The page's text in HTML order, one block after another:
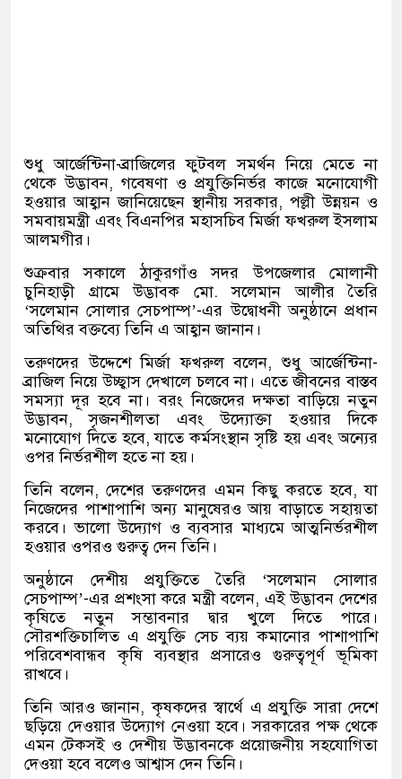
শুধু আর্জেন্টিনা-ব্রাজিলের ফুটবল সমর্থন নিয়ে মেতে না
থেকে উদ্ভাবন, গবেষণা ও প্রযুক্তিনির্ভর কাজে মনোযোগী
হওয়ার আহ্বান জানিয়েছেন স্থানীয় সরকার, পল্লী উন্নয়ন ও
সমবায়মন্ত্রী এবং বিএনপির মহাসচিব মির্জা ফখরুল ইসলাম
আলমগীর।
শুক্রবার সকালে ঠাকুরগাঁও সদর উপজেলার মোলানী
চুনিহাড়ী গ্রামে উদ্ভাবক মো. সলেমান আলীর তৈরি
‘সলেমান সোলার সেচপাম্প’-এর উদ্বোধনী অনুষ্ঠানে প্রধান
অতিথির বক্তব্যে তিনি এ আহ্বান জানান।
তরুণদের উদ্দেশে মির্জা ফখরুল বলেন, শুধু আর্জেন্টিনা-
ব্রাজিল নিয়ে উচ্ছ্বাস দেখালে চলবে না। এতে জীবনের বাস্তব
সমস্যা দূর হবে না। বরং নিজেদের দক্ষতা বাড়িয়ে নতুন
উদ্ভাবন, সৃজনশীলতা এবং উদ্যোক্তা হওয়ার দিকে
মনোযোগ দিতে হবে, যাতে কর্মসংস্থান সৃষ্টি হয় এবং অন্যের
ওপর নির্ভরশীল হতে না হয়।
তিনি বলেন, দেশের তরুণদের এমন কিছু করতে হবে, যা
নিজেদের পাশাপাশি অন্য মানুষেরও আয় বাড়াতে সহায়তা
করবে। ভালো উদ্যোগ ও ব্যবসার মাধ্যমে আত্মনির্ভরশীল
হওয়ার ওপরও গুরুত্ব দেন তিনি।
অনুষ্ঠানে দেশীয় প্রযুক্তিতে তৈরি ‘সলেমান সোলার
সেচপাম্প’-এর প্রশংসা করে মন্ত্রী বলেন, এই উদ্ভাবন দেশের
কৃষিতে নতুন সম্ভাবনার দ্বার খুলে দিতে পারে।
সৌরশক্তিচালিত এ প্রযুক্তি সেচ ব্যয় কমানোর পাশাপাশি
পরিবেশবান্ধব কৃষি ব্যবস্থার প্রসারেও গুরুত্বপূর্ণ ভূমিকা
রাখবে।
তিনি আরও জানান, কৃষকদের স্বার্থে এ প্রযুক্তি সারা দেশে
ছড়িয়ে দেওয়ার উদ্যোগ নেওয়া হবে। সরকারের পক্ষ থেকে
এমন টেকসই ও দেশীয় উদ্ভাবনকে প্রয়োজনীয় সহযোগিতা
দেওয়া হবে বলেও আশ্বাস দেন তিনি।